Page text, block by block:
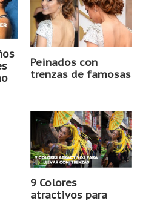
Peinados con
trenzas de famosas
9 Colores
atractivos para